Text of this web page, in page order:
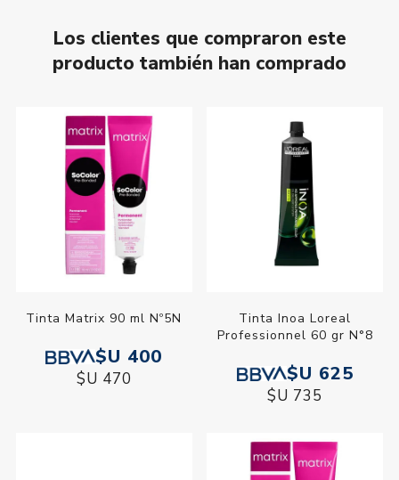
Los clientes que compraron este
producto también han comprado
Tinta Matrix 90 ml Nº5N
$U 400
$U 470
Tinta Inoa Loreal
Professionnel 60 gr N°8
$U 625
$U 735